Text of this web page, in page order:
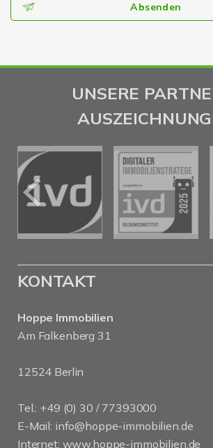
Absenden
UNSERE
KONTAKT
Hoppe Immobilien
Am Falkenberg 31
12524 Berlin
Tel.: +49 (0) 30 / 77393000
E-Mail: info@hoppe-immobilien.de
Internet: www.hoppe-immobilien.de